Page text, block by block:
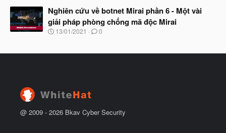
đ
ầ
u
à
y
b
ắ
Nghiên cứu về botnet Mirai phần 6 - Một vài
giải pháp phòng chống mã độc Mirai
N
y
ầ
13/01/2021 0
@ 2009 - 2026 Bkav Cyber Security